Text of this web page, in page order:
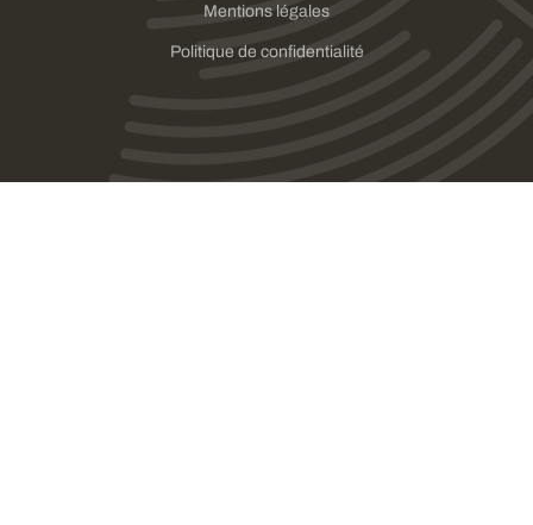
Mentions légales
Politique de confidentialité